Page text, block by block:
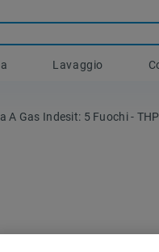
Lavaggio
A Gas Indesit: 5 Fuochi -